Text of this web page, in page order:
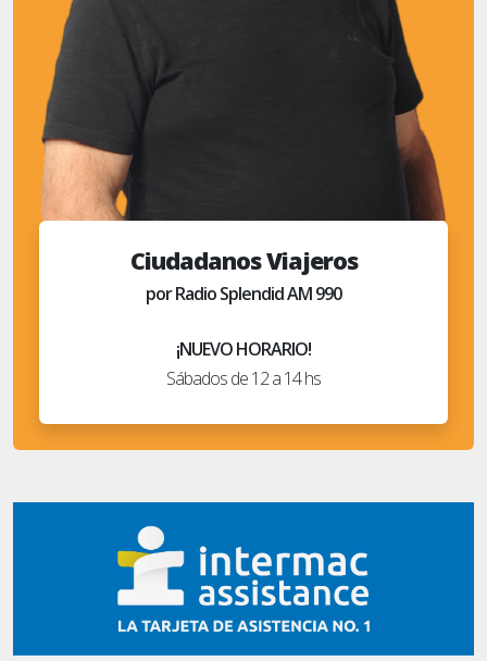
Ciudadanos Viajeros
por Radio Splendid AM 990
¡NUEVO HORARIO!
Sábados de 12 a 14 hs